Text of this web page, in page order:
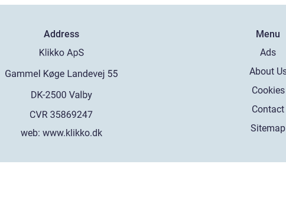
Address
web:www.klikko.dk
Menu
Ads
About
Cookies
Contact
Sitemap